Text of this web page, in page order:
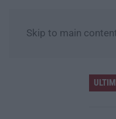
Skip to main